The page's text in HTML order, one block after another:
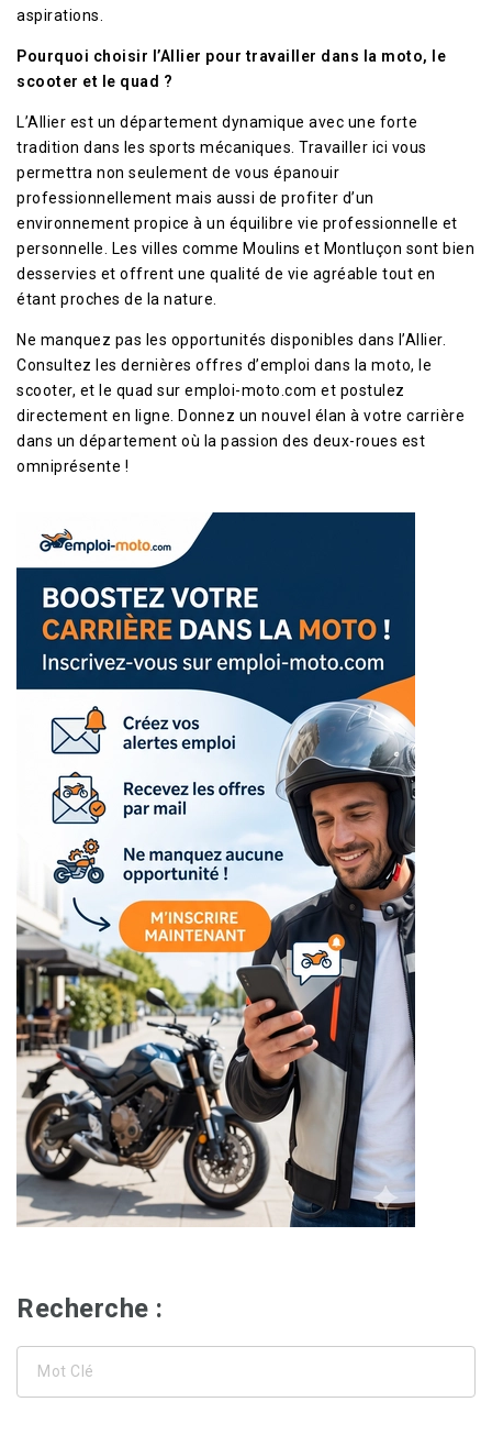
aspirations.
Pourquoi choisir l’Allier pour travailler dans la moto, le
scooter et le quad ?
L’Allier est un département dynamique avec une forte
tradition dans les sports mécaniques. Travailler ici vous
permettra non seulement de vous épanouir
professionnellement mais aussi de profiter d’un
environnement propice à un équilibre vie professionnelle et
personnelle. Les villes comme Moulins et Montluçon sont bien
desservies et offrent une qualité de vie agréable tout en
étant proches de la nature.
Ne manquez pas les opportunités disponibles dans l’Allier.
Consultez les dernières offres d’emploi dans la moto, le
scooter, et le quad sur emploi-moto.com et postulez
directement en ligne. Donnez un nouvel élan à votre carrière
dans un département où la passion des deux-roues est
omniprésente !
Recherche :